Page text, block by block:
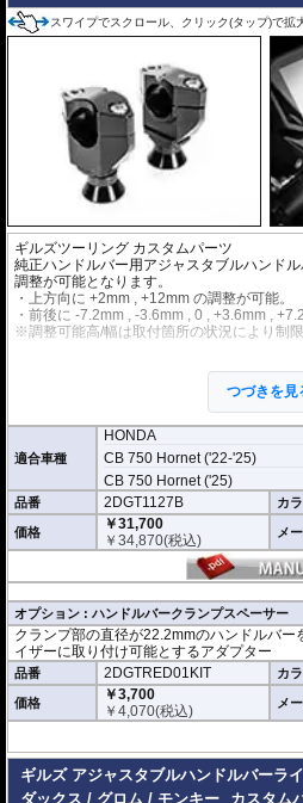
スワイプでスクロール、クリック(タップ)で拡
ギルズツーリング カスタムパーツ
純正ハンドルバー用アジャスタブルハンド
調整が可能となります。
・上方向に +2mm , +12mm の調整が可能。
・前後に -7.2mm , -3.6mm , 0 , +3.6mm ,
※調整可能高/幅は取付箇所の状況により制
※ハンドルバー径が22.2mmの場合はハンド
必要。現車で必ずご確認ください。
つづきを見
適合車種
HONDA
CB 750 Hornet ('22-'25)
CB 750 Hornet ('25)
品番 2DGT1127B カ
価格
￥31,700
￥34,870(税込) メ
オプション : ハンドルバークランプスペーサー
クランプ部の直径が22.2mmのハンドルバー
イザーに取り付け可能とするアダプター
品番 2DGTRED01KIT カ
価格
￥3,700
￥4,070(税込) メ
ギルズ アジャスタブルハンドルバーラ
ダックス / グロム / モンキー
カスタム